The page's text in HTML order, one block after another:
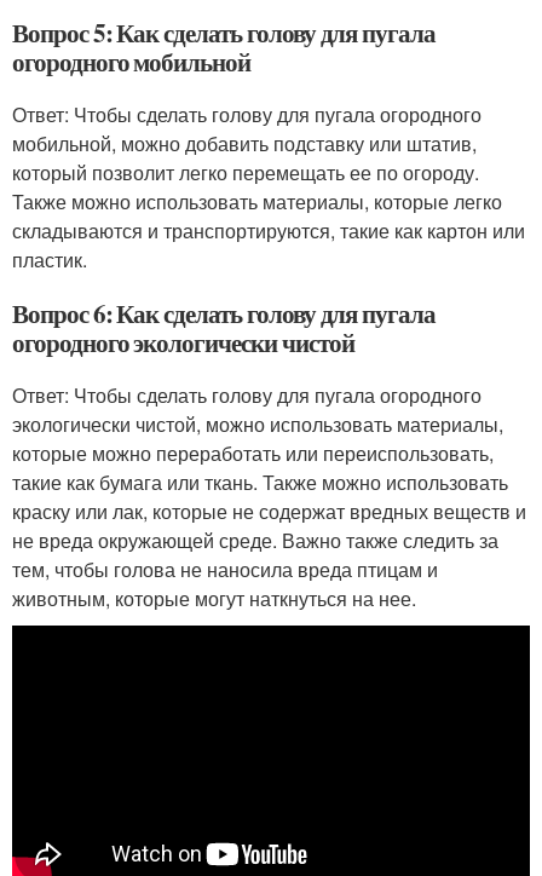
Вопрос 5: Как сделать голову для пугала
огородного мобильной
Ответ: Чтобы сделать голову для пугала огородного
мобильной, можно добавить подставку или штатив,
который позволит легко перемещать ее по огороду.
Также можно использовать материалы, которые легко
складываются и транспортируются, такие как картон или
пластик.
Вопрос 6: Как сделать голову для пугала
огородного экологически чистой
Ответ: Чтобы сделать голову для пугала огородного
экологически чистой, можно использовать материалы,
которые можно переработать или переиспользовать,
такие как бумага или ткань. Также можно использовать
краску или лак, которые не содержат вредных веществ и
не вреда окружающей среде. Важно также следить за
тем, чтобы голова не наносила вреда птицам и
животным, которые могут наткнуться на нее.